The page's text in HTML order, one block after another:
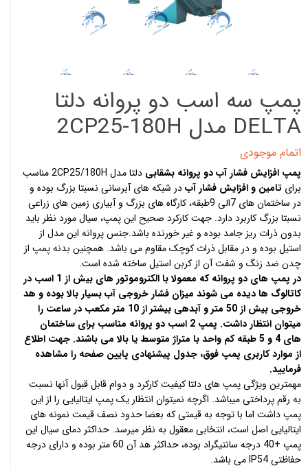
پمپ سه اسب دو پروانه دلتا
DELTA مدل 2CP25-180H
اتمام موجودی
پمپ افزایش فشار آب دو پروانه بشقابی
دلتا مدل 2CP25/180H مناسب
برای تامین و افزایش فشار آبدر شبکه های آبرسانی نسبتا بزرگ بوده و
در ساختمان های 7الی 9طبقه، کارگاه های بزرگ و آبیاری زمین های زراعی
نسبتا بزرگ کاربرد دارد. جهت کارکرد صحیح این پمپ، سیال مورد نظر باید
بدون ذرات ریز جامد بوده و غیر خورنده باشد.جنس پروانه این مدل از
استیل بوده و در مقابل ذرات کوچک مقاوم می باشد. همچنین بدنه پمپ از
چدن ضد زنگ و شفت آن از کربن استیل ساخته شده است.
در پمپ های دو پروانه که معمولا با الکتروموتور های بیش از 1 اسب در
کاتالوگ ها دیده می شوند میزان فشار خروجی آب بسیار بالا بوده و هد
خروجی بیش از 50 متر و آبدهی بیشتر از 10 متر مکعب در ساعت را
میتوان انتظار داشت. پمپ 2 اسب دو پروانه
مناسب برای ساختمان
های 4 و 5 طبقه کم واحد با متراژ متوسط یا بالا می باشند.
جهت اطلاع
از موارد کاربری پمپ فوق، جدول پیشنهادی پایین صفحه را مشاهده
فرمایید.
مهمترین ویژگی پمپ های دلتا کیفیت کارکرد و دوام قابل قبول آنها نسبت
به رقم پرداختی میباشد. اگرچه نمیتوان انتظار یک پمپ ایتالیایی را از این
پمپ داشت اما با توجه به قیمتی که بعضا حدود نصف قیمت نمونه های
ایتالیایی اصل است، انتخابی معقول به نظر میرسد. حداکثر دمای سیال این
پمپ +40 درجه سانتیگراد بوده، حداکثر هد آن 60 متر بوده و دارای درجه
حفاظتی IP54 می باشد.